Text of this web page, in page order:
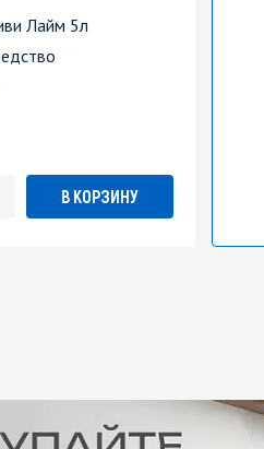
Лайм 5л
В КОРЗИНУ